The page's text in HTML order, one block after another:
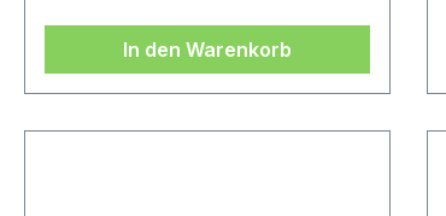
In den Warenkorb